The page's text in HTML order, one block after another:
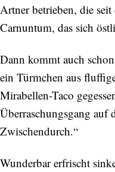
Artner betrieben, die
Carnuntum, das sich
Dann kommt auch
ein Türmchen aus
Mirabellen-Taco
Überraschungsgang
Zwischendurch.“
Wunderbar erfrischt